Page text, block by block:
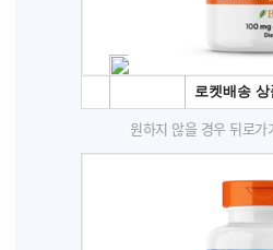
원하지 않을 경우 뒤로가